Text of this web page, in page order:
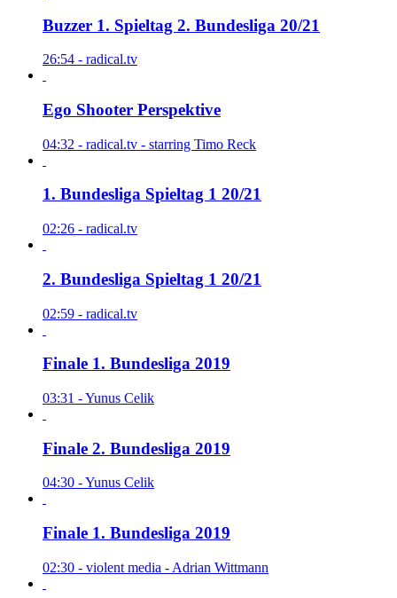
Buzzer 1. Spieltag 2. Bundesliga 20/21
26:54 - radical.tv
Ego Shooter Perspektive
04:32 - radical.tv - starring Timo Reck
1. Bundesliga Spieltag 1 20/21
02:26 - radical.tv
2. Bundesliga Spieltag 1 20/21
02:59 - radical.tv
Finale 1. Bundesliga 2019
03:31 - Yunus Celik
Finale 2. Bundesliga 2019
04:30 - Yunus Celik
Finale 1. Bundesliga 2019
02:30 - violent media - Adrian Wittmann